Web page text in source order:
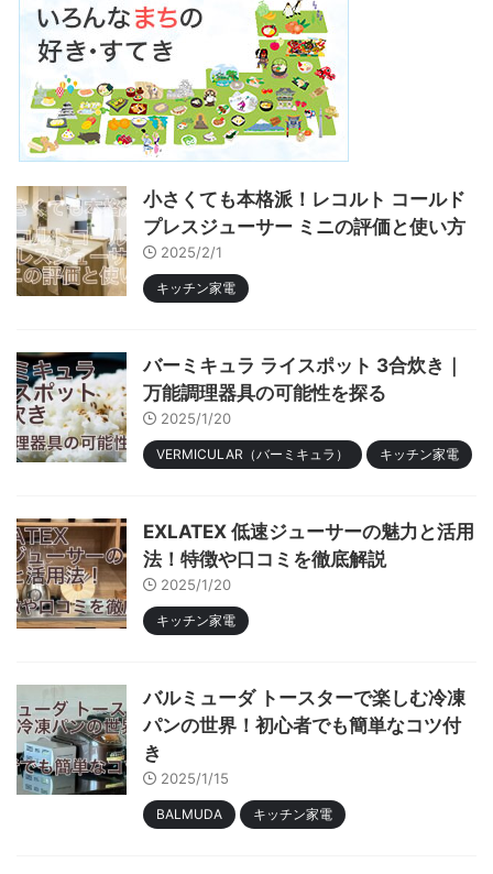
小さくても本格派！レコルト コールド
プレスジューサー ミニの評価と使い方
2025/2/1
キッチン家電
バーミキュラ ライスポット 3合炊き｜
万能調理器具の可能性を探る
2025/1/20
VERMICULAR（バーミキュラ） キッチン家電
EXLATEX 低速ジューサーの魅力と活用
法！特徴や口コミを徹底解説
2025/1/20
キッチン家電
バルミューダ トースターで楽しむ冷凍
パンの世界！初心者でも簡単なコツ付
き
2025/1/15
BALMUDA キッチン家電